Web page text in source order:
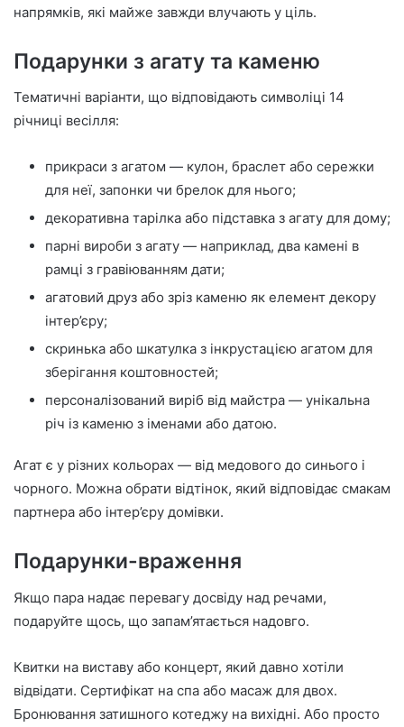
напрямків, які майже завжди влучають у ціль.
Подарунки з агату та каменю
Тематичні варіанти, що відповідають символіці 14
річниці весілля:
прикраси з агатом — кулон, браслет або сережки
для неї, запонки чи брелок для нього;
декоративна тарілка або підставка з агату для дому;
парні вироби з агату — наприклад, два камені в
рамці з гравіюванням дати;
агатовий друз або зріз каменю як елемент декору
інтер’єру;
скринька або шкатулка з інкрустацією агатом для
зберігання коштовностей;
персоналізований виріб від майстра — унікальна
річ із каменю з іменами або датою.
Агат є у різних кольорах — від медового до синього і
чорного. Можна обрати відтінок, який відповідає смакам
партнера або інтер’єру домівки.
Подарунки-враження
Якщо пара надає перевагу досвіду над речами,
подаруйте щось, що запам’ятається надовго.
Квитки на виставу або концерт, який давно хотіли
відвідати. Сертифікат на спа або масаж для двох.
Бронювання затишного котеджу на вихідні. Або просто